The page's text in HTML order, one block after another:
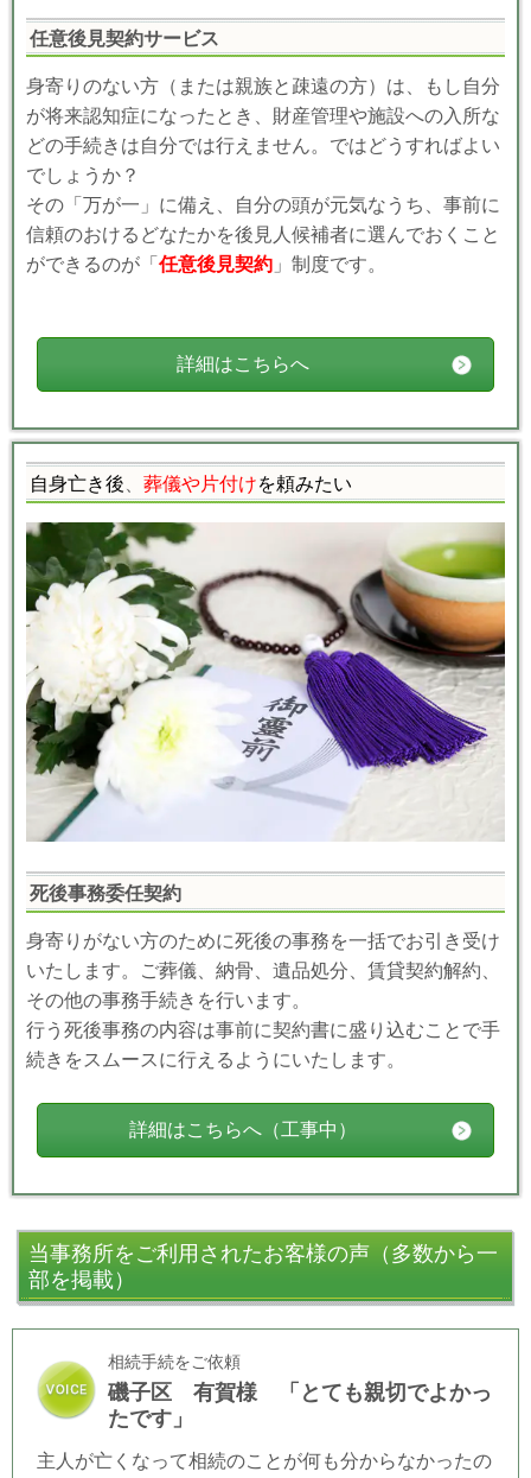
任意後見契約サービス
身寄りのない方（または親族と疎遠の方）は、もし自分
が将来認知症になったとき、財産管理や施設への入所な
どの手続きは自分では行えません。ではどうすればよい
でしょうか？
その「万が一」に備え、自分の頭が元気なうち、事前に
信頼のおけるどなたかを後見人候補者に選んでおくこと
ができるのが「 任意後見契約 」制度です。
詳細はこちらへ
自身亡き後 葬儀や片付けを頼みたい
死後事務委任契約
身寄りがない方のために死後の事務を一括でお引き受け
いたします。ご葬儀、納骨、遺品処分、賃貸契約解約、
その他の事務手続きを行います。
行う死後事務の内容は事前に契約書に盛り込むことで手
続きをスムースに行えるようにいたします。
詳細はこちらへ（工事中）
当事務所をご利用されたお客様の声（多数から一
部を掲載）
相続手続をご依頼
磯子区 有賀様 「とても親切でよかっ
たです」
主人が亡くなって相続のことが何も分からなかったの